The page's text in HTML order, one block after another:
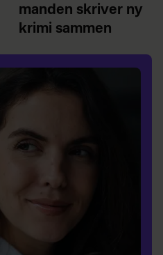
manden skriver ny
krimi sammen